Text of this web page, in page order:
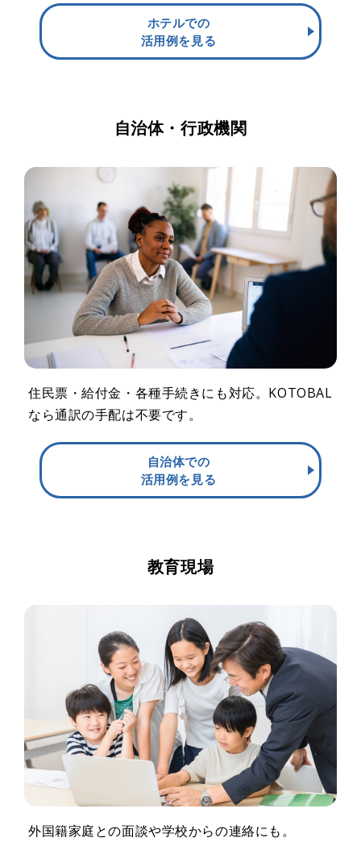
ホテルでの
活用例を見る
自治体・行政機関
住民票・給付金・各種手続きにも対応。KOTOBAL
なら通訳の手配は不要です。
自治体での
活用例を見る
教育現場
外国籍家庭との面談や学校からの連絡にも。